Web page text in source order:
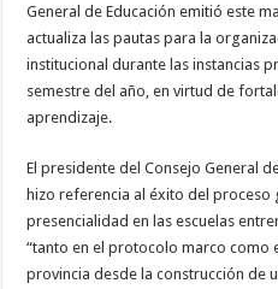
General de Educación emitió este
actualiza las pautas para la
institucional durante las instancias
semestre del año, en virtud de
aprendizaje.
El presidente del Consejo General
hizo referencia al éxito del
presencialidad en las escuelas
“tanto en el protocolo marco como
provincia desde la construcción de